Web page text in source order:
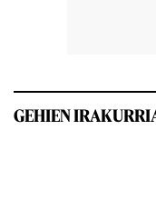
GEHIEN